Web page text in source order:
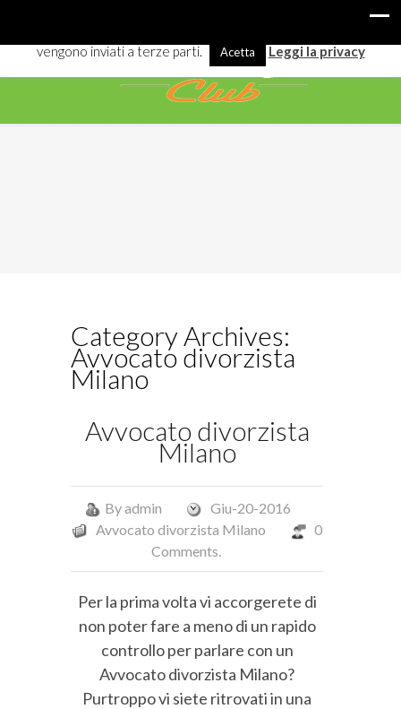
Category Archives:
Avvocato divorzista
Milano
Avvocato divorzista
Milano
Byadmin
Giu-20-2016
Avvocato divorzista Milano
0
Comments.
Per la prima volta vi accorgerete di
non poter fare a meno di un rapido
controllo per parlare con un
Avvocato divorzista Milano?
Purtroppo vi siete ritrovati in una
vengono inviati a terze parti.
Acetta Leggi la privacy